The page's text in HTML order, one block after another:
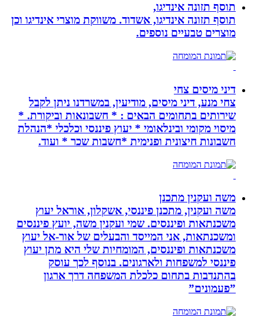
תוסף תזונה אינדיגו,
תוסף תזונה אינדיגו, אשדוד. משווקת מוצרי אינדיגו וכן
מוצרים טבעיים נוספים.
דיני מיסים צחי
צחי מנע, דיני מיסים, מודיעין, במשרדנו ניתן לקבל
שירותים בתחומים הבאים : * חשבונאות וביקורת. *
מיסוי מקומי ובינלאומי * יעוץ פיננסי וכלכלי *הנהלת
חשבונות חיצונית ופנימית *חשבות שכר * ועוד.
משה ועקנין מתכנן
משה ועקנין, מתכנן פיננסי, אשקלון, אוראל יעוץ
משכנתאות ופיננסים. שמי ועקנין משה, יועץ פיננסים
ומשכנתאות, אני המייסד והבעלים של אור-אל יעוץ
משכנתאות ופיננסים, המומחיות שלי היא מתן יעוץ
פיננסי למשפחות ולארגונים. בנוסף לכך עוסק
בהתנדבות בתחום כלכלת המשפחה דרך ארגון
”פעמונים”